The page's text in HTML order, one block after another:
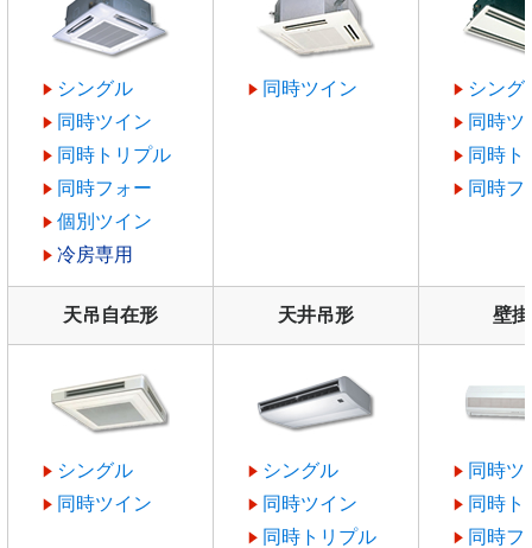
シングル
同時ツイン
同時トリプル
同時フォー
個別ツイン
冷房専用
同時ツイン
シング
同時ツ
同時ト
同時フ
天吊自在形 天井吊形 壁
シングル
同時ツイン
シングル
同時ツイン
同時トリプル
同時ツ
同時ト
同時フ